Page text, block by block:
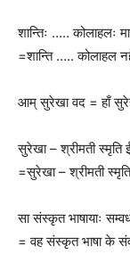
शान्तिः ….. कोलाहलः
=शान्ति ….. कोलाहल
आम् सुरेखा वद = हाँ
सुरेखा – श्रीमती स्मृति
=सुरेखा – श्रीमती स्मृति
सा संस्कृत भाषायाः
= वह संस्कृत भाषा के